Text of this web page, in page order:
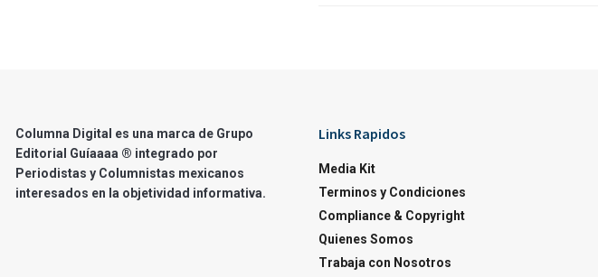
Columna Digital es una marca de Grupo
Editorial Guíaaaa ® integrado por
Periodistas y Columnistas mexicanos
interesados en la objetividad informativa.
Links Rapidos
Media Kit
Terminos y Condiciones
Compliance & Copyright
Quienes Somos
Trabaja con Nosotros